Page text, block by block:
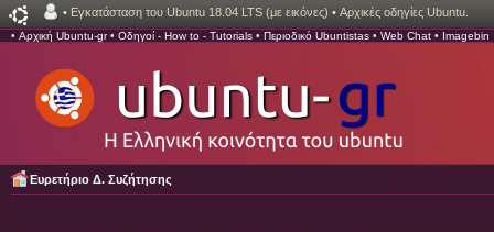
• Εγκατάσταση του Ubuntu 18.04 LTS (με εικόνες) • Αρχικές οδηγίες Ubuntu.
• Αρχική Ubuntu-gr• Οδηγοί - How to - Tutorials • Περιοδικό Ubuntistas • Web Chat • Imagebin
Ευρετήριο Δ. Συζήτησης